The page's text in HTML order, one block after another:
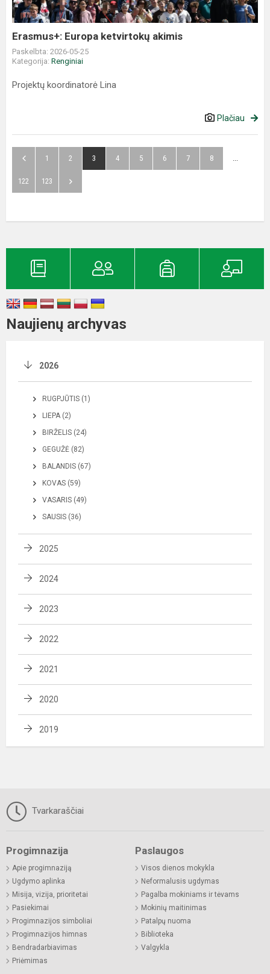
Erasmus+: Europa ketvirtokų akimis
Paskelbta: 2026-05-25
Kategorija: Renginiai
Projektų koordinatorė Lina
Plačiau
1 2 3 4 5 6 7 8 ...
122 123
Naujienų archyvas
2026
RUGPJŪTIS (1)
LIEPA (2)
BIRŽELIS (24)
GEGUŽĖ (82)
BALANDIS (67)
KOVAS (59)
VASARIS (49)
SAUSIS (36)
2025
2024
2023
2022
2021
2020
2019
Tvarkaraščiai
Progimnazija
Apie progimnaziją
Ugdymo aplinka
Misija, vizija, prioritetai
Pasiekimai
Progimnazijos simboliai
Progimnazijos himnas
Bendradarbiavimas
Priėmimas
Paslaugos
Visos dienos mokykla
Neformalusis ugdymas
Pagalba mokiniams ir tėvams
Mokinių maitinimas
Patalpų nuoma
Biblioteka
Valgykla